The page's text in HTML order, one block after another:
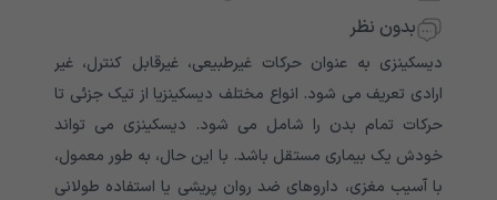
بدون نظر
دیسکینزی به عنوان حرکات غیرطبیعی، غیرقابل کنترل، غیر
ارادی تعریف می شود. انواع مختلف دیسکینزیا از تیک جزئی تا
حرکات تمام بدن را شامل می شود. دیسکینزی می تواند
خودش یک بیماری مستقل باشد. با این حال، به طور معمول،
با آسیب مغزی، داروهای ضد روان پریشی یا استفاده طولانی